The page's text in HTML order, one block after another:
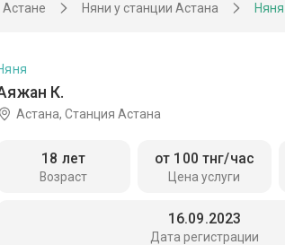
Астане Няни у станции Астана
К.
Астана, Станция Астана
Возраст
18 лет
Цена услуги
от 100 тнг/час
Дата регистрации
16.09.2023